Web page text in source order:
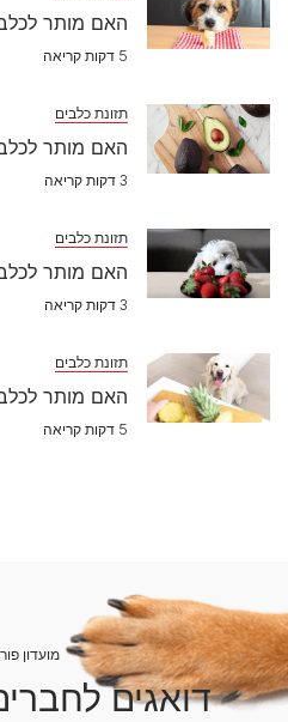
האם מותר
5 דקות קריאה
תזונת כלבים
האם מותר
3 דקות קריאה
תזונת כלבים
האם מותר
3 דקות קריאה
תזונת כלבים
האם מותר
5 דקות קריאה
מועדון
דואגים